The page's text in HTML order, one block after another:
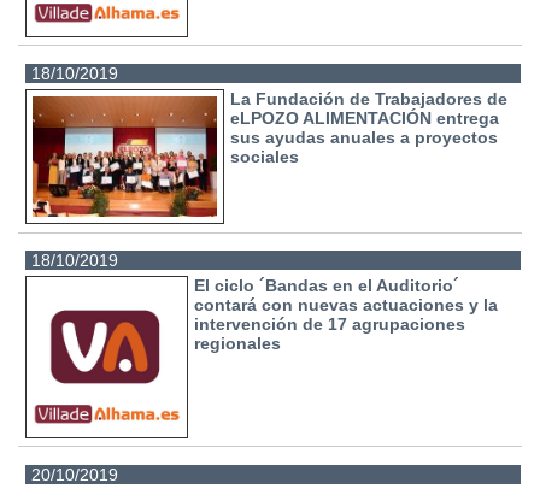
18/10/2019
La Fundación de Trabajadores de
eLPOZO ALIMENTACIÓN entrega
sus ayudas anuales a proyectos
sociales
18/10/2019
El ciclo ´Bandas en el Auditorio´
contará con nuevas actuaciones y la
intervención de 17 agrupaciones
regionales
20/10/2019